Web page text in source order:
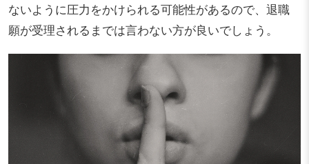
ないように圧力をかけられる可能性があるので、退職
願が受理されるまでは言わない方が良いでしょう。